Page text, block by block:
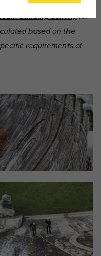
building activityfor
based on the
requirements of